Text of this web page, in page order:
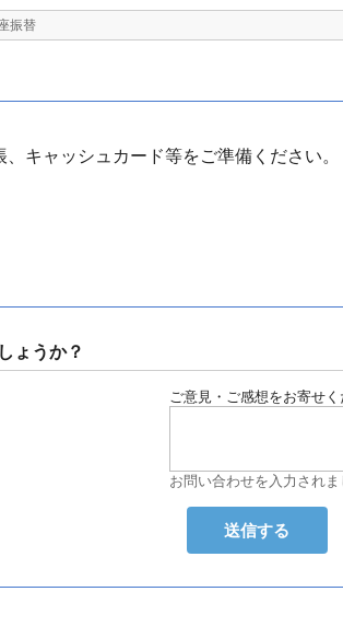
振替
キャッシュカード等をご準備ください。
ょうか？
ご意見・ご感想をお寄せ
お問い合わせを入力され